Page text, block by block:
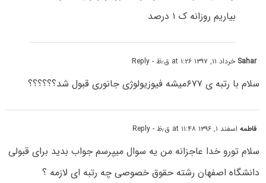
بیاریم روزانه ک ۱ درصد
Sahar خرداد ۱۱, ۱۳۹۷ at ۱:۲۶ ق٫ظ - Reply
سلام با رتبه ی ۶۷۷میشه فیوزیولوژی جانوری قبول شد؟؟؟؟؟؟
فاطمهاسفند ۱, ۱۳۹۶ at ۱۱:۴۸ ق٫ظ - Reply
سلام تورو خدا عاجزانه من یه سوال میپرسم جواب بدید برای قبولی
دانشگاه اصفهان رشته حقوق خصوصی چه رتبه ای لازمه ؟